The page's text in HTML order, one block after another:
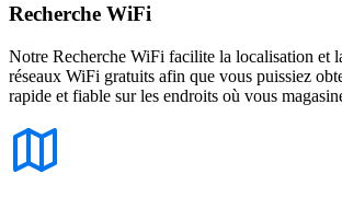
Recherche WiFi
Notre Recherche WiFi facilite la localisation et
réseaux WiFi gratuits afin que vous puissiez
rapide et fiable sur les endroits où vous